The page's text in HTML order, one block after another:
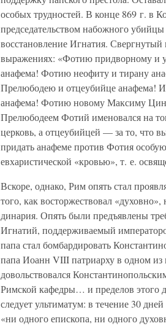
особых трудностей. В конце 869 г. в
председательством набожного
восстановление Игнатия.
выражениях: «Фотию придворному и
анафема! Фотию неофиту и тирану
Прелюбодею и отцеубийце анафема!
анафема! Фотию новому Максиму
Прелюбодеем Фотий именовался на
церковь, а отцеубийцей — за то, что
придать анафеме против Фотия
евхаристической «кровью», т. е.
Вскоре, однако, Рим опять стал
того, как восторжествовал
динария. Опять были предъявлены
Игнатий, поддерживаемый
папа стал бомбардировать
папа Иоанн VIII патриарху в одном
довольствовался
Римской кафедры… и пределов этого
следует ультиматум: в течение 30
«ни одного епископа, ни одного